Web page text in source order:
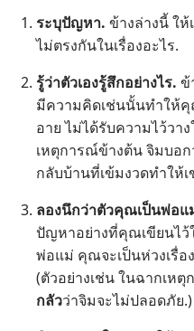
ระบุ​ปัญหา. ข้าง​ล่าง​นี้ ใ
ไม่​ตรง​กัน​ใน​เรื่อง​อะไร.
รู้​ว่า​ตัว​เอง​รู้สึก​อย่าง​ไร. ข้
มี​ความ​คิด​เช่น​นั้น​ทำ​ให้​คุ
อาย ไม่​ได้​รับ​ความ​ไว้​วา
เหตุ​การณ์​ข้าง​ต้น จิม​บอก​
กลับ​บ้าน​ที่​เข้มงวด​ทำ​ให้​เ
ลอง​นึก​ว่า​ตัว​คุณ​เป็น​พ่อ​แ
ปัญหา​อย่าง​ที่​คุณ​เขียน​ไ
พ่อ​แม่ คุณ​จะ​เป็น​ห่วง​เรื่อ
(ตัว​อย่าง​เช่น ใน​ฉาก​เห
กลัว​ว่า​จิม​จะ​ไม่​ปลอด​ภัย.)